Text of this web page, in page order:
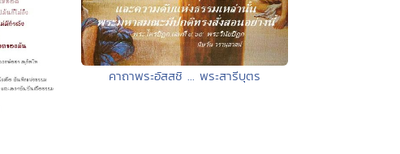
คาถาพระอัสสชิ ... พระสารีบุตร